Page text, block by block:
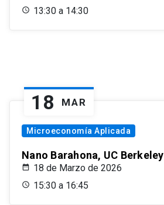
13:30 a 14:30
18 MAR
Microeconomía Aplicada
Nano Barahona, UC Berkeley
18 de Marzo de 2026
15:30 a 16:45